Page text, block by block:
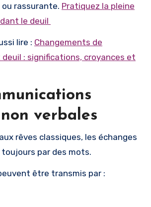
rassurante. Pratiquez la pleine
le deuil
lire : Changements de
: significations, croyances et
verbales
rêves classiques, les échanges
par des mots.
être transmis par :